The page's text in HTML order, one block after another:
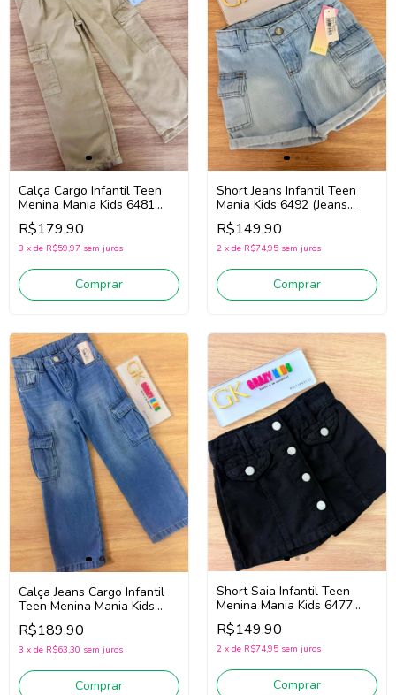
Calça Cargo Infantil Teen
Menina Mania Kids 6481
(Caqui)
R$179,90
3 x de R$59,97 sem juros
Comprar
Short Jeans Infantil Teen
Mania Kids 6492 (Jeans
Claro)
R$149,90
2 x de R$74,95 sem juros
Comprar
Calça Jeans Cargo Infantil
Teen Menina Mania Kids
6497 (Jeans Escuro)
R$189,90
3 x de R$63,30 sem juros
Comprar
Short Saia Infantil Teen
Menina Mania Kids 6477
(Preto)
R$149,90
2 x de R$74,95 sem juros
Comprar